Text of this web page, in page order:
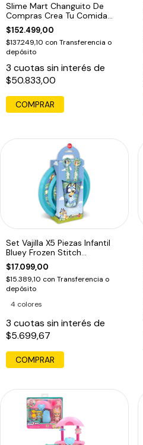
Slime Mart Changuito De
Compras Crea Tu Comida
Favorita
$152.499,00
$137.249,10 con Transferencia o
depósito
3 cuotas sin interés de
$50.833,00
Set Vajilla X5 Piezas Infantil
Bluey Frozen Stitch
Spiderman
$17.099,00
$15.389,10 con Transferencia o
depósito
4 colores
3 cuotas sin interés de
$5.699,67
COMPRAR